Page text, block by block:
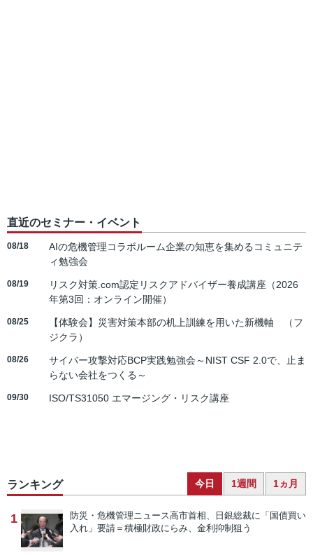
直近のセミナー・イベント
08/18
AIの危機管理コラボルーム企業の知恵を集めるコミュニテ
ィ勉強会
08/19
リスク対策.com認定リスクアドバイザー養成講座（2026
年第3回：オンライン開催）
08/25
【体験会】災害対策本部の机上訓練を用いた新機軸 （フ
ジクラ）
08/26
サイバー攻撃対応BCP実践勉強会～NIST CSF 2.0で、止ま
らない会社をつくる～
09/30 ISO/TS31050 エマージング・リスク講座
ランキング 今日 1週間 1ヵ月
1 防災・危機管理ニュース高市首相、日銀総裁に「国債買い
入れ」要請＝積極財政にらみ、金利抑制狙う